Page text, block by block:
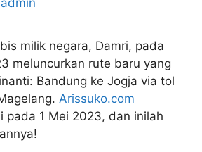
milik negara, Damri, pada
meluncurkan rute baru yang
Bandung ke Jogja via tol
Arissuko.com
pada 1 Mei 2023, dan inilah